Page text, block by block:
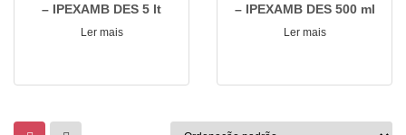
– IPEXAMB DES 5 lt
Ler mais
– IPEXAMB DES 500 ml
Ler mais